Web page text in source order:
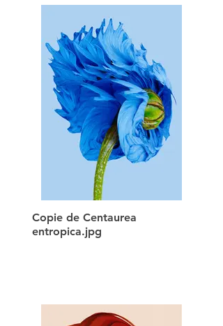
Copie de Centaurea
entropica.jpg